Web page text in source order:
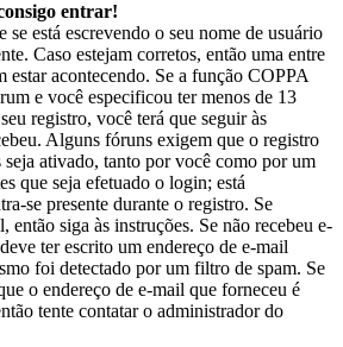
entrar!
está escrevendo o seu nome de usuário
Caso estejam corretos, então uma entre
estar acontecendo. Se a função COPPA
e você especificou ter menos de 13
registro, você terá que seguir às
Alguns fóruns exigem que o registro
seja ativado, tanto por você como por um
que seja efetuado o login; está
se presente durante o registro. Se
então siga às instruções. Se não recebeu e-
ter escrito um endereço de e-mail
foi detectado por um filtro de spam. Se
o endereço de e-mail que forneceu é
tente contatar o administrador do